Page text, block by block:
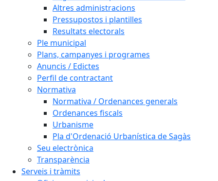
Altres administracions
Pressupostos i plantilles
Resultats electorals
Ple municipal
Plans, campanyes i programes
Anuncis / Edictes
Perfil de contractant
Normativa
Normativa / Ordenances generals
Ordenances fiscals
Urbanisme
Pla d'Ordenació Urbanística de Sagàs
Seu electrònica
Transparència
Serveis i tràmits